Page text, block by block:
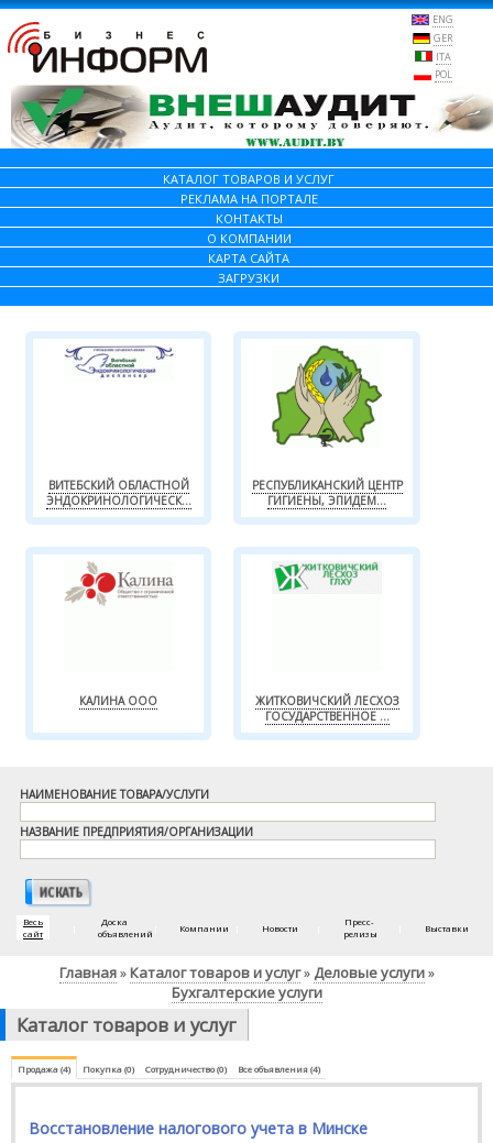
ENG
GER
ITA
POL
КАТАЛОГ ТОВАРОВ И УСЛУГ
РЕКЛАМА НА ПОРТАЛЕ
КОНТАКТЫ
О КОМПАНИИ
КАРТА САЙТА
ЗАГРУЗКИ
ВИТЕБСКИЙ ОБЛАСТНОЙ
ЭНДОКРИНОЛОГИЧЕСК...
РЕСПУБЛИКАНСКИЙ ЦЕНТР
ГИГИЕНЫ, ЭПИДЕМ...
КАЛИНА ООО
ЖИТКОВИЧСКИЙ ЛЕСХОЗ
ГОСУДАРСТВЕННОЕ ...
НАИМЕНОВАНИЕ ТОВАРА/УСЛУГИ
НАЗВАНИЕ ПРЕДПРИЯТИЯ/ОРГАНИЗАЦИИ
Весь
сайт
Доска
объявлений
Компании Новости
Пресс-
релизы
Выставки
Главная» Каталог товаров и услуг» Деловые услуги»
Бухгалтерские услуги
Каталог товаров и услуг
Продажа (4) Покупка (0) Сотрудничество (0) Все объявления (4)
Восстановление налогового учета в Минске